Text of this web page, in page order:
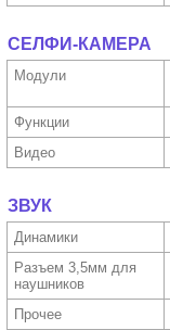
СЕЛФИ-КАМЕРА
Модули
Функ­ции
Видео
ЗВУК
Динамики
Разъем 3,5мм для
науш­ников
Прочее